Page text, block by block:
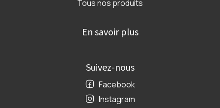
Tous nos produits
En savoir plus
Suivez-nous
Facebook
Instagram